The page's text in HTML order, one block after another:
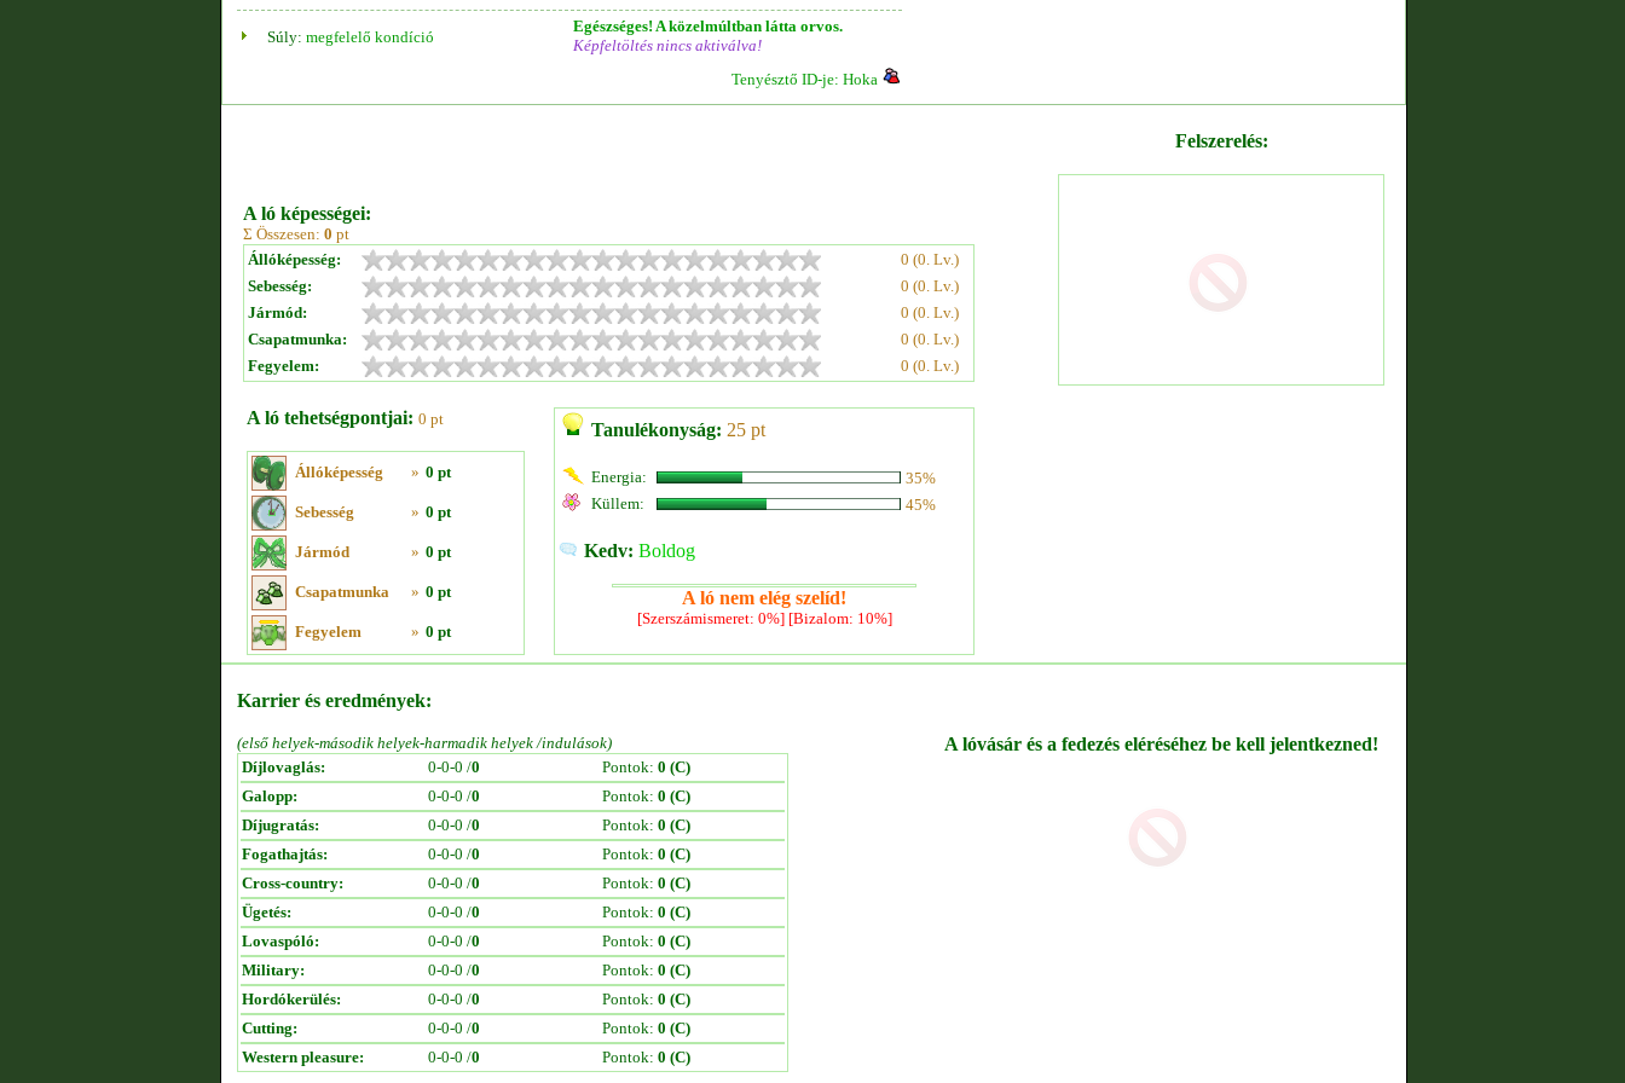
Súly: megfelelő kondíció
Egészséges! A közelmúltban látta orvos.
Képfeltöltés nincs aktiválva!
Tenyésztő ID-je: Hoka
A ló képességei:
Σ Összesen: 0 pt
Állóképesség:
0 (0. Lv.)
Sebesség:
0 (0. Lv.)
Jármód:
0 (0. Lv.)
Csapatmunka:
0 (0. Lv.)
Fegyelem:
0 (0. Lv.)
A ló tehetségpontjai: 0 pt
Állóképesség » 0 pt
Sebesség » 0 pt
Jármód » 0 pt
Csapatmunka » 0 pt
Fegyelem » 0 pt
Tanulékonyság: 25 pt
Energia:
35%
Küllem:
45%
Kedv: Boldog
A ló nem elég szelíd!
[Szerszámismeret: 0%] [Bizalom: 10%]
Felszerelés:
Karrier és eredmények:
(első helyek-második helyek-harmadik helyek /indulások)
Díjlovaglás:
0-0-0 /0 Pontok: 0 (C)
Galopp:
0-0-0 /0 Pontok: 0 (C)
Díjugratás:
0-0-0 /0 Pontok: 0 (C)
Fogathajtás:
0-0-0 /0 Pontok: 0 (C)
Cross-country:
0-0-0 /0 Pontok: 0 (C)
Ügetés:
0-0-0 /0 Pontok: 0 (C)
Lovaspóló:
0-0-0 /0 Pontok: 0 (C)
Military:
0-0-0 /0 Pontok: 0 (C)
Hordókerülés:
0-0-0 /0 Pontok: 0 (C)
Cutting:
0-0-0 /0 Pontok: 0 (C)
Western pleasure:
0-0-0 /0 Pontok: 0 (C)
A lóvásár és a fedezés eléréséhez be kell jelentkezned!